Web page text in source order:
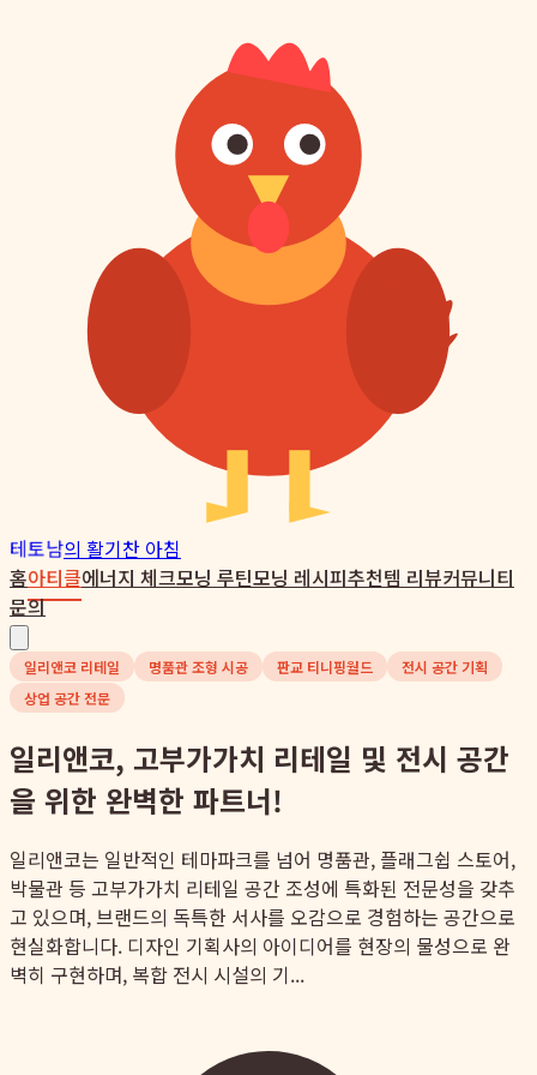
테토남의 활기찬 아침
홈아티클에너지 체크모닝 루틴모닝 레시피추천템 리뷰커뮤니티
문의
일리앤코 리테일 명품관 조형 시공 판교 티니핑월드
전시 공간 기획
상업 공간 전문
일리앤코, 고부가가치 리테일 및 전시 공간
을 위한 완벽한 파트너!
일리앤코는 일반적인 테마파크를 넘어 명품관, 플래그쉽 스토어,
박물관 등 고부가가치 리테일 공간 조성에 특화된 전문성을 갖추
고 있으며, 브랜드의 독특한 서사를 오감으로 경험하는 공간으로
현실화합니다. 디자인 기획사의 아이디어를 현장의 물성으로 완
벽히 구현하며, 복합 전시 시설의 기...